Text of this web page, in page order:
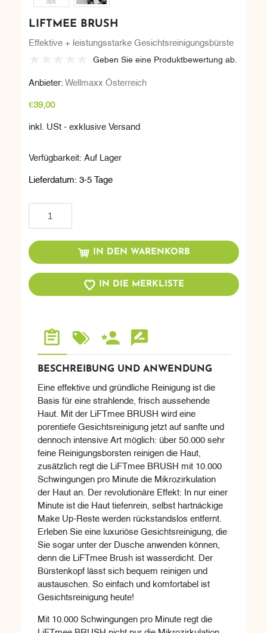
LIFTMEE BRUSH
Effektive + leistungsstarke Gesichtsreinigungsbürste
Geben Sie eine Produktbewertung ab.
Anbieter: Wellmaxx Österreich
€39,00
inkl. USt - exklusive Versand
Verfügbarkeit: Auf Lager
Lieferdatum: 3-5 Tage
IN DEN WARENKORB
IN DIE MERKLISTE
BESCHREIBUNG UND ANWENDUNG
Eine effektive und gründliche Reinigung ist die
Basis für eine strahlende, frisch aussehende
Haut. Mit der LiFTmee BRUSH wird eine
porentiefe Gesichtsreinigung jetzt auf sanfte und
dennoch intensive Art möglich: über 50.000 sehr
feine Reinigungsborsten reinigen die Haut,
zusätzlich regt die LiFTmee BRUSH mit 10.000
Schwingungen pro Minute die Mikrozirkulation
der Haut an. Der revolutionäre Effekt: In nur einer
Minute ist die Haut tiefenrein, selbst hartnäckige
Make Up-Reste werden rückstandslos entfernt.
Erleben Sie eine luxuriöse Gesichtsreinigung, die
Sie sogar unter der Dusche anwenden können,
denn die LiFTmee Brush ist wasserdicht. Der
Bürstenkopf lässt sich bequem reinigen und
austauschen. So einfach und komfortabel ist
Gesichtsreinigung heute!
Mit 10.000 Schwingungen pro Minute regt die
LiFTmee BRUSH nicht nur die Mikrozirkulation